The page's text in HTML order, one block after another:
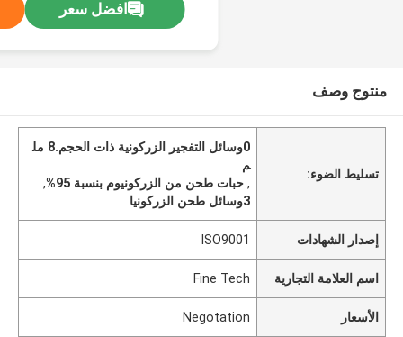
افضل سعر
منتوج وصف
تسليط الضوء:
0وسائل التفجير الزركونية ذات الحجم.8 مل
م
,حبات طحن من الزركونيوم بنسبة 95%
,
3وسائل طحن الزركونيا
إصدار الشهادات ISO9001
اسم العلامة التجارية Fine Tech
الأسعار Negotation